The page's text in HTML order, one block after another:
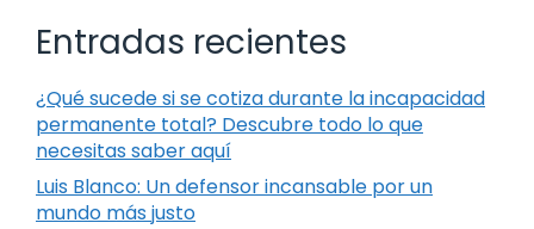
Entradas recientes
¿Qué sucede si se cotiza durante la incapacidad
permanente total? Descubre todo lo que
necesitas saber aquí
Luis Blanco: Un defensor incansable por un
mundo más justo